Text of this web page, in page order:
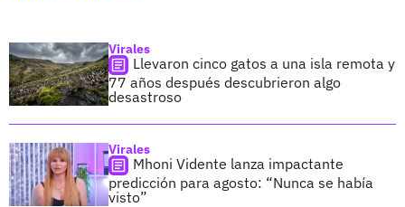
Virales
Llevaron cinco gatos a una isla remota y
77 años después descubrieron algo
desastroso
Virales
Mhoni Vidente lanza impactante
predicción para agosto: “Nunca se había
visto”